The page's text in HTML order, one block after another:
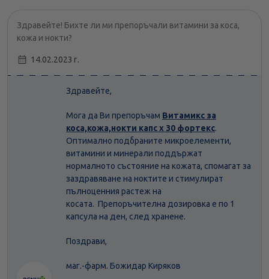
Здравейте! Бихте ли ми препоръчали витамини за коса,
кожа и нокти?
14.02.2023 г.
Здравейте,
Мога да Ви препоръчам Витамикс за
коса,кожа,нокти капс х 30 фортекс.
Оптимално подбраните микроелементи,
витамини и минерали поддържат
нормалното състояние на кожата, спомагат за
заздравяване на ноктите и стимулират
пълноценния растеж на
косата. Препоръчителна дозировка е по 1
капсула на ден, след хранене.
Поздрави,
маг.-фарм. Божидар Киряков